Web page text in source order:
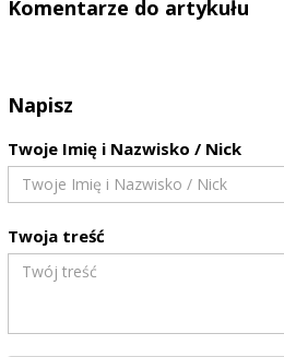
Komentarze do artykułu
Napisz
Twoje Imię i Nazwisko / Nick
Twoja treść